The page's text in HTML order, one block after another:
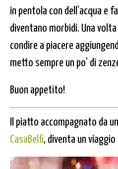
in pentola con dell’acqua e
diventano morbidi. Una
condire a piacere
metto sempre un po’ di
Buon appetito!
Il piatto accompagnato da
CasaBelfi, diventa un